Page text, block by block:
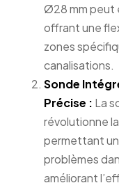
Ø28 mm peut
offrant une
zones
canalisations.
Sonde
Précise : La
révolutionne
permettant
problèmes
améliorant